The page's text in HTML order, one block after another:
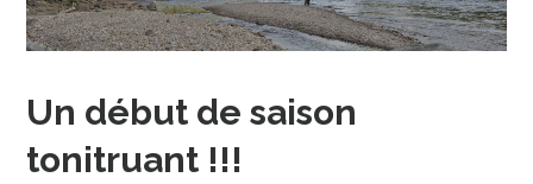
Un début de saison
tonitruant !!!